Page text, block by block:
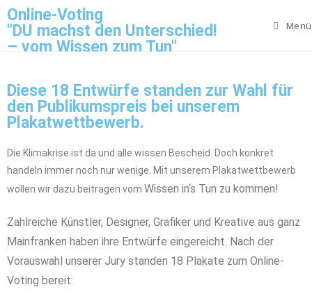
Menü
Online-Voting
"DU machst den Unterschied!
– vom Wissen zum Tun"
Diese 18 Entwürfe standen zur Wahl für
den Publikumspreis bei unserem
Plakatwettbewerb.
Die Klimakrise ist da und alle wissen Bescheid. Doch konkret
handeln immer noch nur wenige. Mit unserem Plakatwettbewerb
wollen wir dazu beitragen vom Wissen in‘s Tun zu kommen!
Zahlreiche Künstler, Designer, Grafiker und Kreative aus ganz
Mainfranken haben ihre Entwürfe eingereicht. Nach der
Vorauswahl unserer Jury standen 18 Plakate zum Online-
Voting bereit: